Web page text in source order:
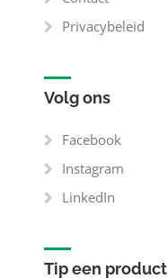
Privacybeleid
Volg ons
Facebook
Instagram
LinkedIn
Tip een product